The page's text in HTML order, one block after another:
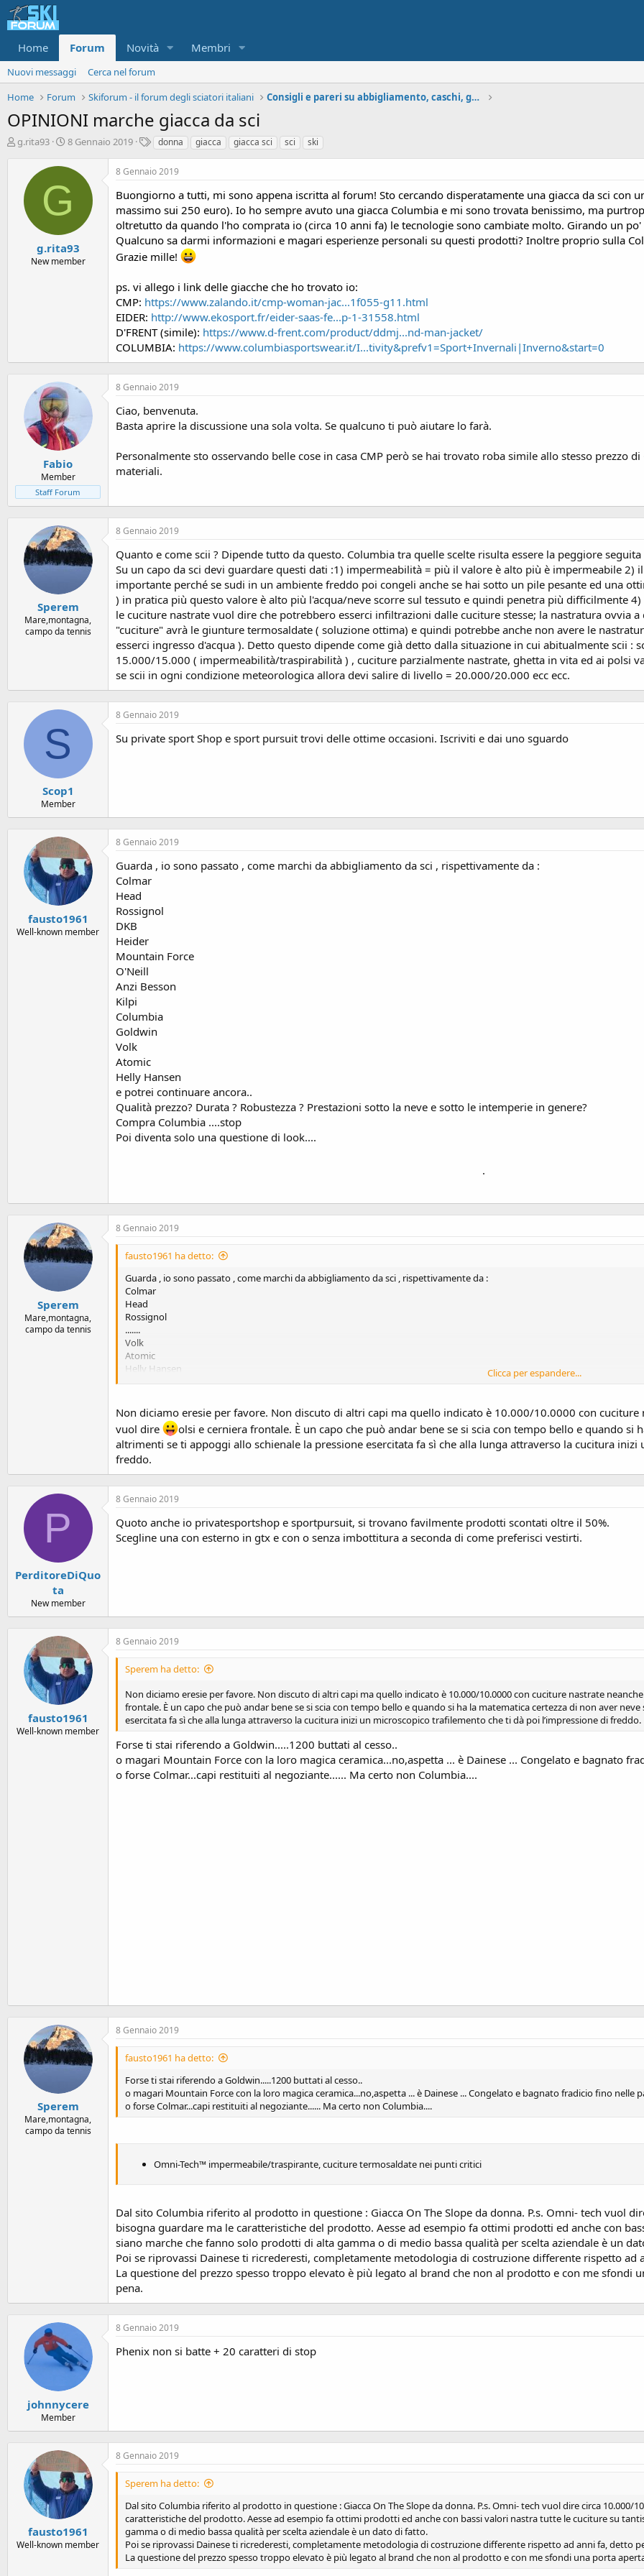
Home Forum Novità Membri
Nuovi messaggi
Cerca nel forum
Home
Forum Skiforum - il forum degli sciatori italiani Consigli e pareri su abbigliamento, caschi, guanti
OPINIONI marche giacca da sci
A
g.rita93
D
t
d
'
n
i
z
8 Gennaio 2019
T
g
donna giacca giacca sci sci ski
G
g.rita93
New member
8 Gennaio 2019
Buongiorno a tutti, mi sono appena iscritta al forum! Sto cercando disperatamente una giacca da sci con
massimo sui 250 euro). Io ho sempre avuto una giacca Columbia e mi sono trovata benissimo, ma
oltretutto da quando l'ho comprata io (circa 10 anni fa) le tecnologie sono cambiate molto. Girando un
Qualcuno sa darmi informazioni e magari esperienze personali su questi prodotti? Inoltre proprio sulla
Grazie mille!
ps. vi allego i link delle giacche che ho trovato io:
CMP: https://www.zalando.it/cmp-woman-jac...1f055-g11.html
EIDER: http://www.ekosport.fr/eider-saas-fe...p-1-31558.html
D'FRENT (simile): https://www.d-frent.com/product/ddmj...nd-man-jacket/
COLUMBIA: https://www.columbiasportswear.it/I...tivity&prefv1=Sport+Invernali|Inverno&start=0
Fabio
Member
Staff Forum
8 Gennaio 2019
Ciao, benvenuta.
Basta aprire la discussione una sola volta. Se qualcuno ti può aiutare lo farà.
Personalmente sto osservando belle cose in casa CMP però se hai trovato roba simile allo stesso prezzo
materiali.
Sperem
Mare,montagna,
campo da tennis
8 Gennaio 2019
Quanto e come scii ? Dipende tutto da questo. Columbia tra quelle scelte risulta essere la peggiore
Su un capo da sci devi guardare questi dati :1) impermeabilità = più il valore è alto più è impermeabile
importante perché se sudi in un ambiente freddo poi congeli anche se hai sotto un pile pesante ed una
) in pratica più questo valore è alto più l'acqua/neve scorre sul tessuto e quindi penetra più difficilmente
le cuciture nastrate vuol dire che potrebbero esserci infiltrazioni dalle cuciture stesse; la nastratura ovvia
"cuciture" avrà le giunture termosaldate ( soluzione ottima) e quindi potrebbe anche non avere le
esserci ingresso d'acqua ). Detto questo dipende come già detto dalla situazione in cui abitualmente scii :
15.000/15.000 ( impermeabilità/traspirabilità ) , cuciture parzialmente nastrate, ghetta in vita ed ai polsi
se scii in ogni condizione meteorologica allora devi salire di livello = 20.000/20.000 ecc ecc.
S
Scop1
Member
8 Gennaio 2019
Su private sport Shop e sport pursuit trovi delle ottime occasioni. Iscriviti e dai uno sguardo
fausto1961
Well-known member
8 Gennaio 2019
Guarda , io sono passato , come marchi da abbigliamento da sci , rispettivamente da :
Colmar
Head
Rossignol
DKB
Heider
Mountain Force
O'Neill
Anzi Besson
Kilpi
Columbia
Goldwin
Volk
Atomic
Helly Hansen
e potrei continuare ancora..
Qualità prezzo? Durata ? Robustezza ? Prestazioni sotto la neve e sotto le intemperie in genere?
Compra Columbia ....stop
Poi diventa solo una questione di look....
.
Sperem
Mare,montagna,
campo da tennis
8 Gennaio 2019
fausto1961 ha detto:
Guarda , io sono passato , come marchi da abbigliamento da sci , rispettivamente da :
Colmar
Head
Rossignol
.......
Volk
Atomic
Helly Hansen
Compra Columbia ....stop
Poi diventa solo una questione di look....
Clicca per espandere...
Non diciamo eresie per favore. Non discuto di altri capi ma quello indicato è 10.000/10.0000 con
vuol dire
olsi e cerniera frontale. È un capo che può andar bene se si scia con tempo bello e quando
altrimenti se ti appoggi allo schienale la pressione esercitata fa sì che alla lunga attraverso la cucitura
freddo.
P
PerditoreDiQuo
ta
New member
8 Gennaio 2019
Quoto anche io privatesportshop e sportpursuit, si trovano favilmente prodotti scontati oltre il 50%.
Scegline una con esterno in gtx e con o senza imbottitura a seconda di come preferisci vestirti.
fausto1961
Well-known member
8 Gennaio 2019
Sperem ha detto:
Non diciamo eresie per favore. Non discuto di altri capi ma quello indicato è 10.000/10.0000 con cuciture nastrate
frontale. È un capo che può andar bene se si scia con tempo bello e quando si ha la matematica certezza di non aver
esercitata fa sì che alla lunga attraverso la cucitura inizi un microscopico trafilemento che ti dà poi l’impressione di freddo.
Forse ti stai riferendo a Goldwin.....1200 buttati al cesso..
o magari Mountain Force con la loro magica ceramica...no,aspetta ... è Dainese ... Congelato e bagnato
o forse Colmar...capi restituiti al negoziante...... Ma certo non Columbia....
Sperem
Mare,montagna,
campo da tennis
8 Gennaio 2019
fausto1961 ha detto:
Forse ti stai riferendo a Goldwin.....1200 buttati al cesso..
o magari Mountain Force con la loro magica ceramica...no,aspetta ... è Dainese ... Congelato e bagnato fradicio fino nelle
o forse Colmar...capi restituiti al negoziante...... Ma certo non Columbia....
Omni-Tech™ impermeabile/traspirante, cuciture termosaldate nei punti critici
Dal sito Columbia riferito al prodotto in questione : Giacca On The Slope da donna. P.s. Omni- tech vuol
bisogna guardare ma le caratteristiche del prodotto. Aesse ad esempio fa ottimi prodotti ed anche con
siano marche che fanno solo prodotti di alta gamma o di medio bassa qualità per scelta aziendale è un
Poi se riprovassi Dainese ti ricrederesti, completamente metodologia di costruzione differente rispetto ad
La questione del prezzo spesso troppo elevato è più legato al brand che non al prodotto e con me sfondi
pena.
johnnycere
Member
8 Gennaio 2019
Phenix non si batte + 20 caratteri di stop
fausto1961
Well-known member
8 Gennaio 2019
Sperem ha detto:
Dal sito Columbia riferito al prodotto in questione : Giacca On The Slope da donna. P.s. Omni- tech vuol dire circa 10.000/
caratteristiche del prodotto. Aesse ad esempio fa ottimi prodotti ed anche con bassi valori nastra tutte le cuciture su
gamma o di medio bassa qualità per scelta aziendale è un dato di fatto.
Poi se riprovassi Dainese ti ricrederesti, completamente metodologia di costruzione differente rispetto ad anni fa, detto
La questione del prezzo spesso troppo elevato è più legato al brand che non al prodotto e con me sfondi una porta